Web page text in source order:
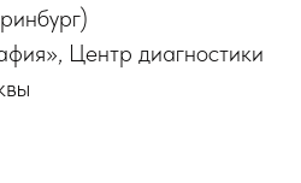
Центр диагностики